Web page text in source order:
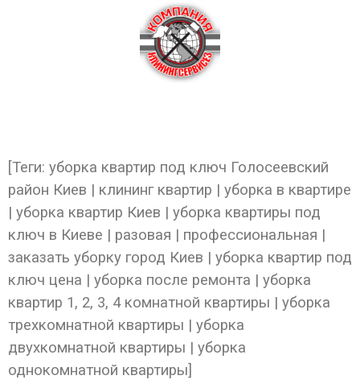
[Теги: уборка квартир под ключ Голосеевский
район Киев | клининг квартир | уборка в квартире
| уборка квартир Киев | уборка квартиры под
ключ в Киеве | разовая | профессиональная |
заказать уборку город Киев | уборка квартир под
ключ цена | уборка после ремонта | уборка
квартир 1, 2, 3, 4 комнатной квартиры | уборка
трехкомнатной квартиры | уборка
двухкомнатной квартиры | уборка
однокомнатной квартиры]